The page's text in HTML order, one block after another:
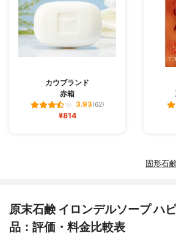
カウブランド
赤箱
3.93(62)
¥814
固形石
原末石鹸 イロンデルソープ ハ
品：評価・料金比較表